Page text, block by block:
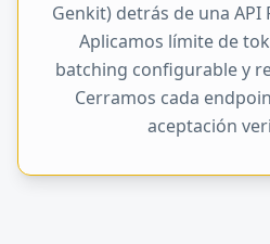
Genkit) detrás de una API
Aplicamos límite de
batching configurable y
Cerramos cada
aceptación